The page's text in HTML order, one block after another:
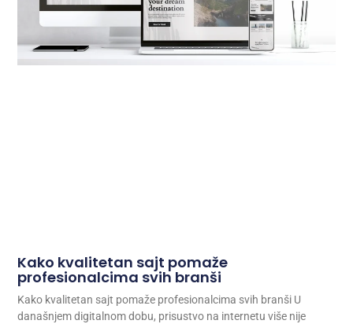
Kako kvalitetan sajt pomaže
profesionalcima svih branši
Kako kvalitetan sajt pomaže profesionalcima svih branši U
današnjem digitalnom dobu, prisustvo na internetu više nije